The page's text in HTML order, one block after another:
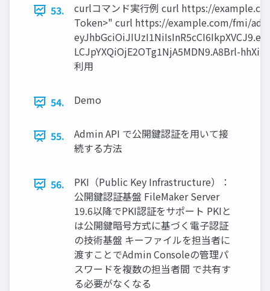
53.
curlコマンド実行例 curl https://
Token>" curl https://example.com/fmi/
LCJpYXQiOjE2OTg1NjA5MDN9.A8Brl-
利用
54. Demo
55.
Admin API で公開鍵認証を用いて接
続する方法
56.
PKI（Public Key Infrastructure）：
公開鍵認証基盤 FileMaker Server
19.6以降でPKI認証をサポート PKIと
は公開鍵暗号方式に基づく電子認証
の技術基盤 キーファイルを担当者に
渡すことでAdmin Consoleの管理パ
スワードを複数の担当者間 で共有す
る必要がなくなる